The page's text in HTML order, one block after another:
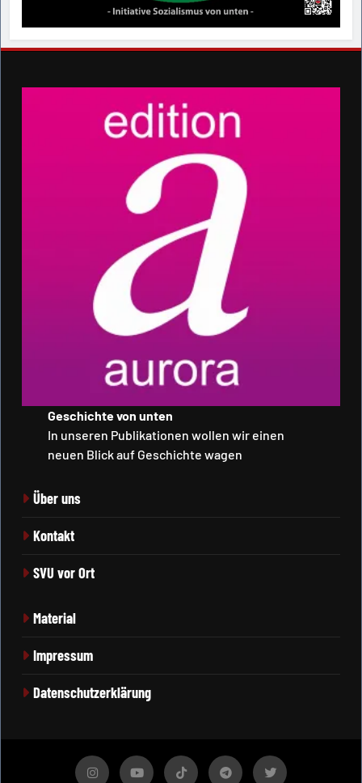
Geschichte von unten
In unseren Publikationen wollen wir einen
neuen Blick auf Geschichte wagen
Über uns
Kontakt
SVU vor Ort
Material
Impressum
Datenschutzerklärung